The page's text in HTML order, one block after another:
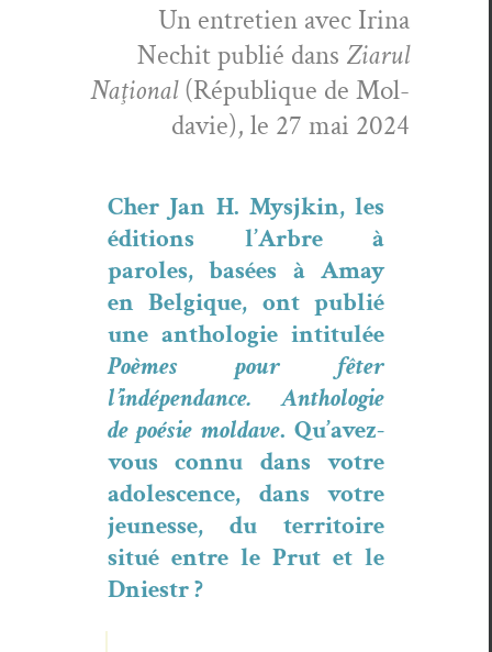
Un entre­tien avec Iri­na
Nechit pub­lié dans Ziarul
Naţion­al(République de Mol­
davie), le 27 mai 2024
Cher Jan H. Mysjkin, les
édi­tions l’Arbre à
paroles, basées à Amay
en Bel­gique, ont pub­lié
une antholo­gie inti­t­ulée
Poèmes pour fêter
l’indépendance. Antholo­gie
de poésie mol­dave. Qu’avez-
vous con­nu dans votre
ado­les­cence, dans votre
jeunesse, du ter­ri­toire
situé entre le Prut et le
Dniestr ?